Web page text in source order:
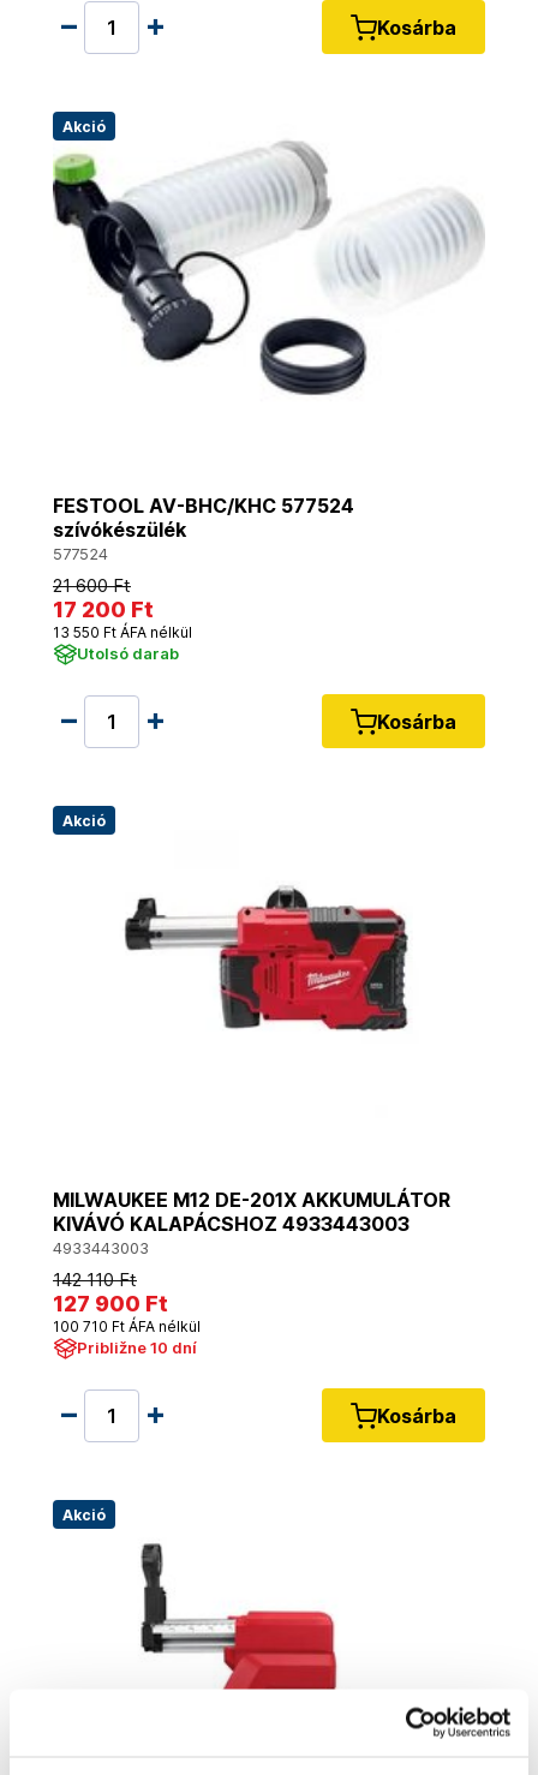
Kosárba
Akció
FESTOOL AV-BHC/KHC 577524
szívókészülék
577524
21 600 Ft
17 200 Ft
13 550 Ft ÁFA nélkül
Utolsó darab
Kosárba
Akció
MILWAUKEE M12 DE-201X AKKUMULÁTOR
KIVÁVÓ KALAPÁCSHOZ 4933443003
4933443003
142 110 Ft
127 900 Ft
100 710 Ft ÁFA nélkül
Približne 10 dní
Kosárba
Akció